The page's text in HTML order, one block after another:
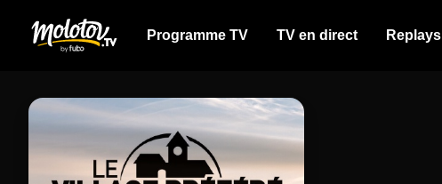
Programme TV TV en direct Replays